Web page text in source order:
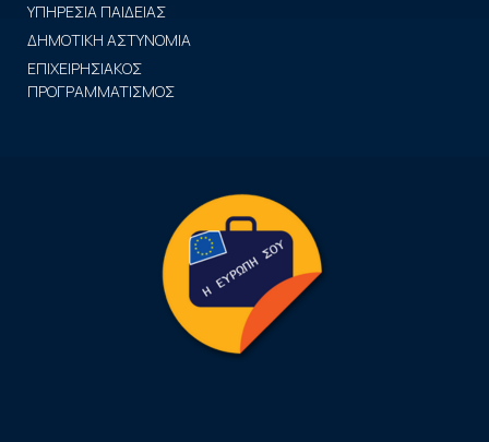
ΥΠΗΡΕΣΙΑ ΠΑΙΔΕΙΑΣ
ΔΗΜΟΤΙΚΗ ΑΣΤΥΝΟΜΙΑ
ΕΠΙΧΕΙΡΗΣΙΑΚΟΣ
ΠΡΟΓΡΑΜΜΑΤΙΣΜΟΣ